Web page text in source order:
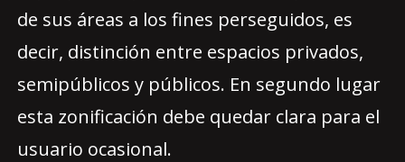
de sus áreas a los fines perseguidos, es
decir, distinción entre espacios privados,
semipúblicos y públicos. En segundo lugar
esta zonificación debe quedar clara para el
usuario ocasional.